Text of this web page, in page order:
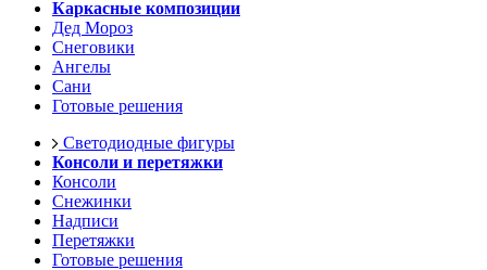
Каркасные композиции
Дед Мороз
Снеговики
Ангелы
Сани
Готовые решения
Светодиодные фигуры
Консоли и перетяжки
Консоли
Снежинки
Надписи
Перетяжки
Готовые решения